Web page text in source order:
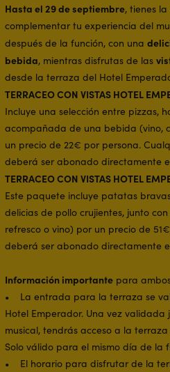
Hasta el 29 de septiembre, tienes
complementar tu experiencia del
después de la función, con una
bebida, mientras disfrutas de las
desde la terraza del Hotel
TERRACEO CON VISTAS HOTEL
Incluye una selección entre pizzas,
acompañada de una bebida (vino,
un precio de 22€ por persona.
deberá ser abonado directamente
TERRACEO CON VISTAS HOTEL
Este paquete incluye patatas
delicias de pollo crujientes, junto
refresco o vino) por un precio de
deberá ser abonado directamente
Información importante para
• La entrada para la terraza se
Hotel Emperador. Una vez
musical, tendrás acceso a la
Solo válido para el mismo día de la
• El horario para disfrutar de la